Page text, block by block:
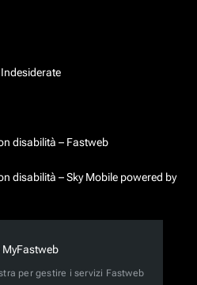
disabilità – Fastweb
disabilità – Sky Mobile powered by
MyFastweb
per gestire i servizi Fastweb